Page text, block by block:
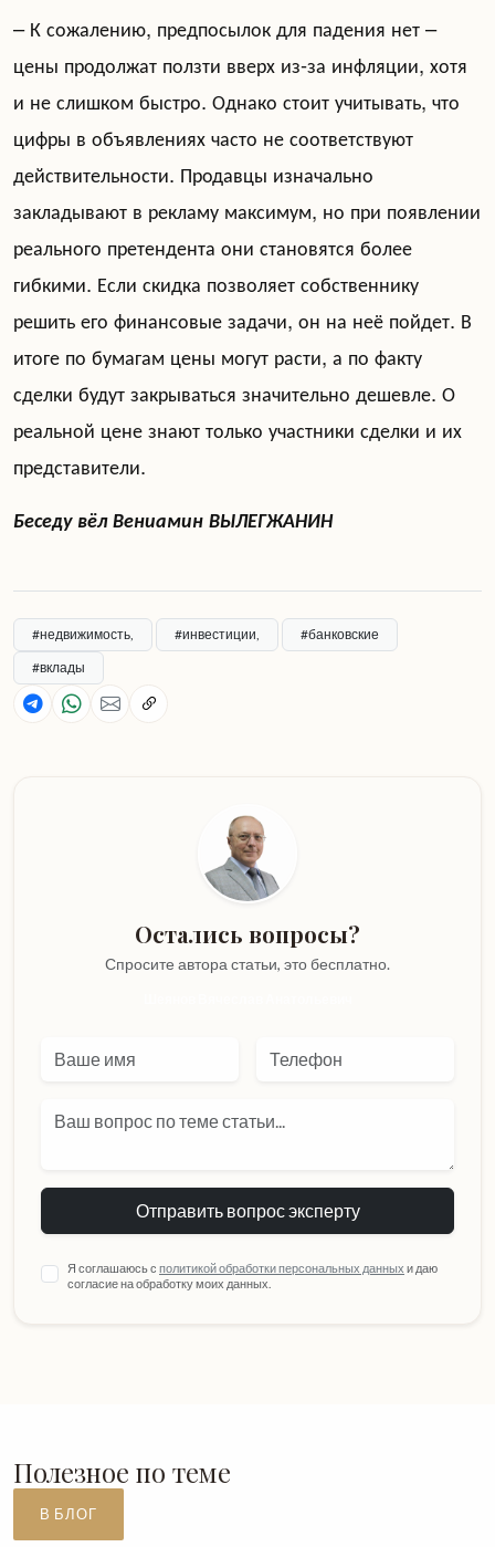
– К сожалению, предпосылок для падения нет –
цены продолжат ползти вверх из-за инфляции, хотя
и не слишком быстро. Однако стоит учитывать, что
цифры в объявлениях часто не соответствуют
действительности. Продавцы изначально
закладывают в рекламу максимум, но при появлении
реального претендента они становятся более
гибкими. Если скидка позволяет собственнику
решить его финансовые задачи, он на неё пойдет. В
итоге по бумагам цены могут расти, а по факту
сделки будут закрываться значительно дешевле. О
реальной цене знают только участники сделки и их
представители.
Беседу вёл Вениамин ВЫЛЕГЖАНИН
#недвижимость, #инвестиции,
#банковские
#вклады
Остались вопросы?
Спросите автора статьи, это бесплатно.
Отправить вопрос эксперту
Я соглашаюсь с политикой обработки персональных данных и даю
согласие на обработку моих данных.
Полезное по теме
В БЛОГ